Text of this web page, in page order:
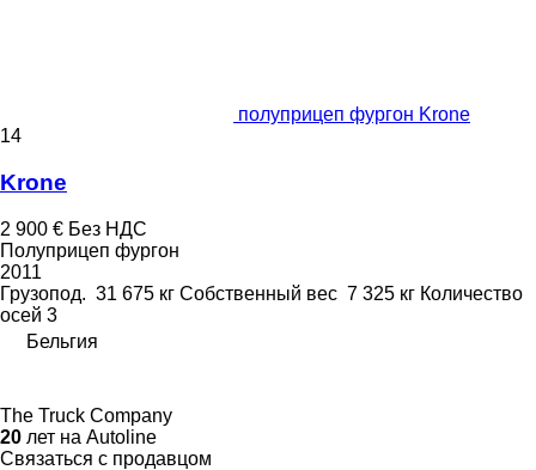
полуприцеп фургон Krone
14
Krone
2 900 € Без НДС
Полуприцеп фургон
2011
Грузопод. 31 675 кг Собственный вес 7 325 кг Количество
осей 3
Бельгия
The Truck Company
20 лет на Autoline
Связаться с продавцом